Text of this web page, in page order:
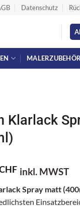
Datenschutz
MALERZUBEHÖR
Klarlack
inkl. MWST
Spray matt